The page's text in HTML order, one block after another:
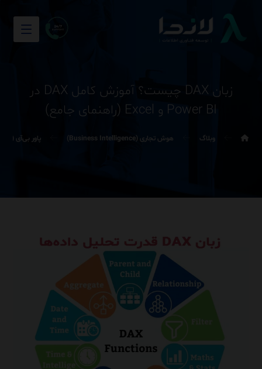
زبان DAX چیست؟ آموزش کامل DAX در
Power BI و Excel (راهنمای جامع)
وبلاگ هوش تجاری (Business Intelligence) پاور بی‌آی (Power BI)